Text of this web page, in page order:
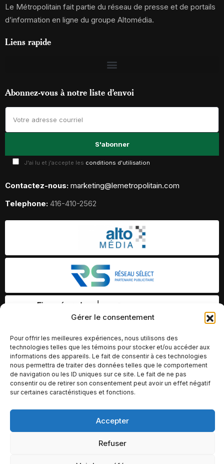
Gérer le consentement
Pour offrir les meilleures expériences, nous utilisons des
technologies telles que les témoins pour stocker et/ou accéder aux
informations des appareils. Le fait de consentir à ces technologies
nous permettra de traiter des données telles que le comportement
de navigation ou les ID uniques sur ce site. Le fait de ne pas
consentir ou de retirer son consentement peut avoir un effet négatif
sur certaines caractéristiques et fonctions.
Accepter
Refuser
Le Métropolitain fait partie du réseau de presse et de portails
d’information en ligne du groupe Altomédia.
Liens rapide
Abonnez-vous à notre liste d’envoi
J'ai lu et j'accepte les conditions d'utilisation
Contactez-nous: marketing@lemetropolitain.com
Telephone: 416-410-2562
© Copyright 2026 – Altomédia Inc |